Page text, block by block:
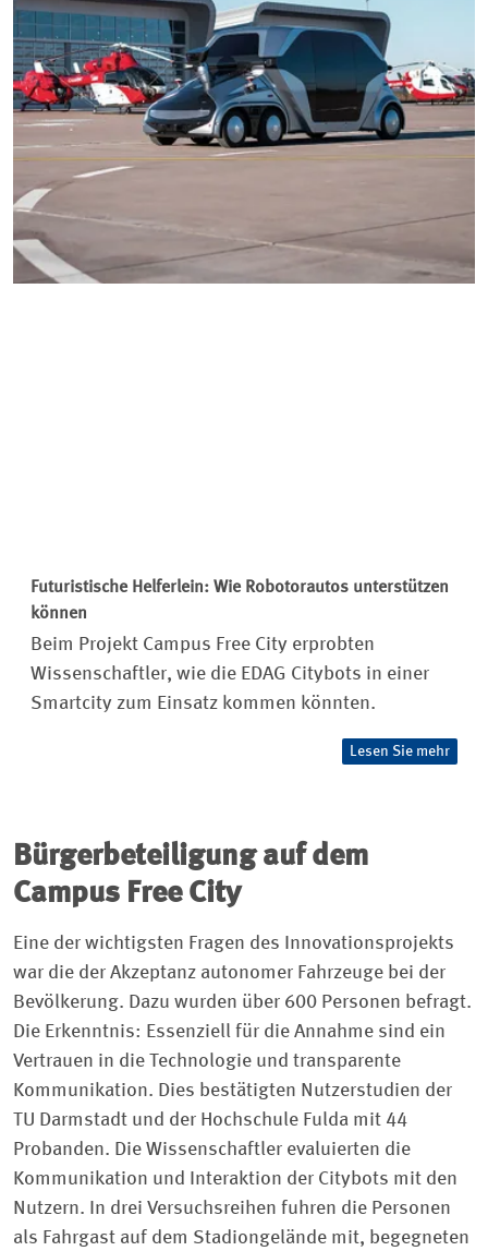
Futuristische Helferlein: Wie Robotorautos unterstützen
können
Beim Projekt Campus Free City erprobten
Wissenschaftler, wie die EDAG Citybots in einer
Smartcity zum Einsatz kommen könnten.
Lesen Sie mehr
Bürgerbeteiligung auf dem
Campus Free City
Eine der wichtigsten Fragen des Innovationsprojekts
war die der Akzeptanz autonomer Fahrzeuge bei der
Bevölkerung. Dazu wurden über 600 Personen befragt.
Die Erkenntnis: Essenziell für die Annahme sind ein
Vertrauen in die Technologie und transparente
Kommunikation. Dies bestätigten Nutzerstudien der
TU Darmstadt und der Hochschule Fulda mit 44
Probanden. Die Wissenschaftler evaluierten die
Kommunikation und Interaktion der Citybots mit den
Nutzern. In drei Versuchsreihen fuhren die Personen
als Fahrgast auf dem Stadiongelände mit, begegneten